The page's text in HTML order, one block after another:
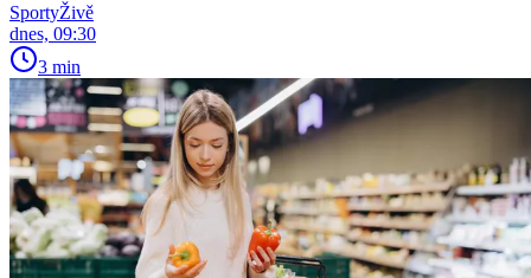
SportyŽivě
dnes, 09:30
3 min